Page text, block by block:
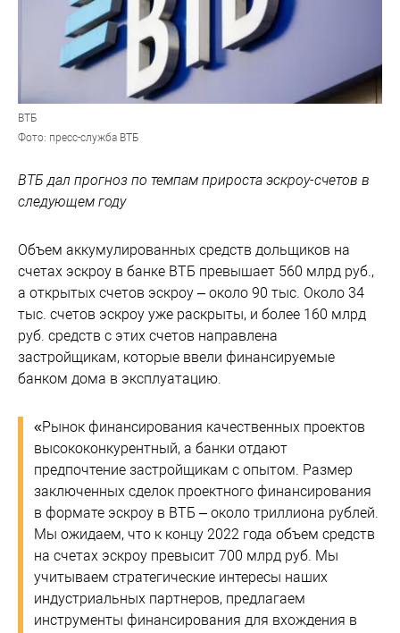
ВТБ
Фото: пресс-служба ВТБ
ВТБ дал прогноз по темпам прироста эскроу-счетов в
следующем году
Объем аккумулированных средств дольщиков на
счетах эскроу в банке ВТБ превышает 560 млрд руб.,
а открытых счетов эскроу – около 90 тыс. Около 34
тыс. счетов эскроу уже раскрыты, и более 160 млрд
руб. средств с этих счетов направлена
застройщикам, которые ввели финансируемые
банком дома в эксплуатацию.
«Рынок финансирования качественных проектов
высококонкурентный, а банки отдают
предпочтение застройщикам с опытом. Размер
заключенных сделок проектного финансирования
в формате эскроу в ВТБ – около триллиона рублей.
Мы ожидаем, что к концу 2022 года объем средств
на счетах эскроу превысит 700 млрд руб. Мы
учитываем стратегические интересы наших
индустриальных партнеров, предлагаем
инструменты финансирования для вхождения в